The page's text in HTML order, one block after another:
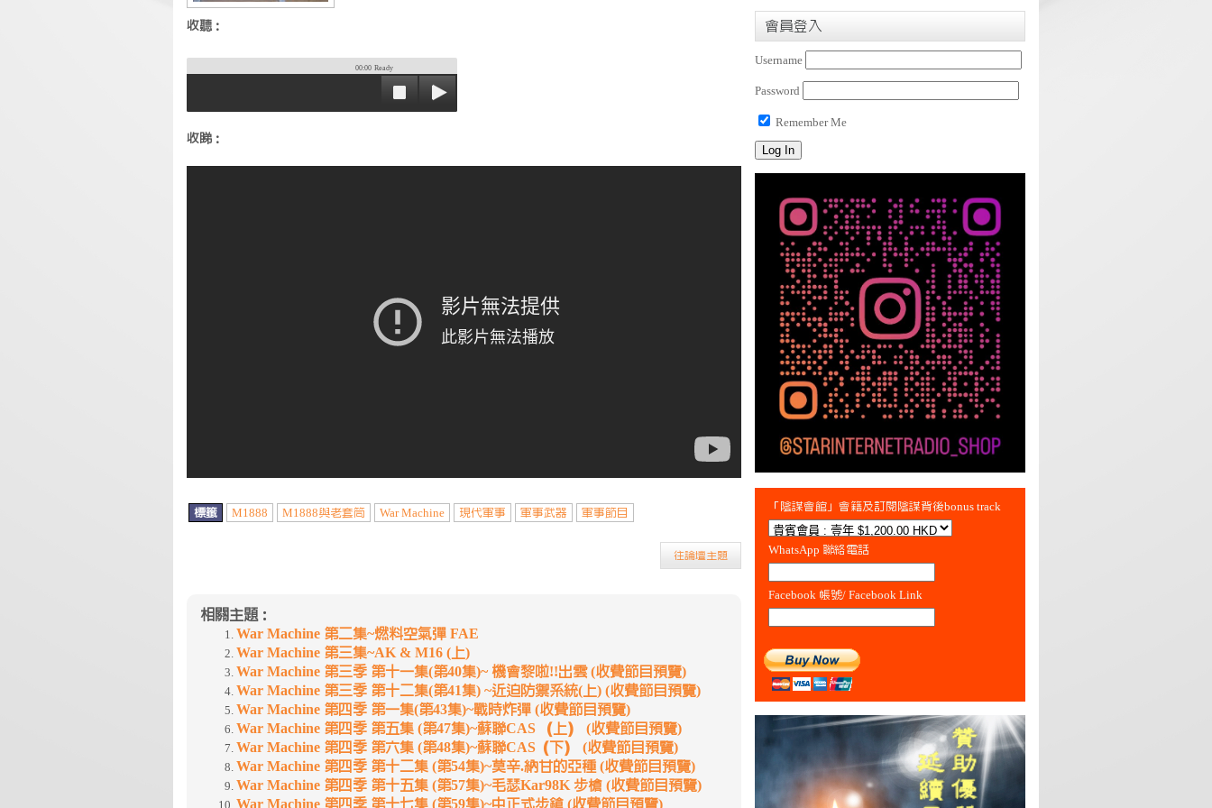
收聽：
00:00 Ready
收睇：
標籤 M1888 M1888與老套筒 War Machine 現代軍事 軍事武器 軍事節目
往論壇主題
相關主題：
War Machine 第二集~燃料空氣彈 FAE
War Machine 第三集~AK & M16 (上)
War Machine 第三季 第十一集(第40集)~ 機會黎啦!!出雲 (收費節目預覽)
War Machine 第三季 第十二集(第41集) ~近迫防禦系統(上) (收費節目預覽)
War Machine 第四季 第一集(第43集)~戰時炸彈 (收費節目預覽)
War Machine 第四季 第五集 (第47集)~蘇聯CAS （上） (收費節目預覽)
War Machine 第四季 第六集 (第48集)~蘇聯CAS（下） (收費節目預覽)
War Machine 第四季 第十二集 (第54集)~莫辛.納甘的亞種 (收費節目預覽)
War Machine 第四季 第十五集 (第57集)~毛瑟Kar98K 步槍 (收費節目預覽)
War Machine 第四季 第十七集 (第59集)~中正式步鎗 (收費節目預覽)
會員登入
Username
Password
Remember Me
「陰謀會館」會籍及訂閱陰謀背後bonus track
WhatsApp 聯絡電話
Facebook 帳號/ Facebook Link